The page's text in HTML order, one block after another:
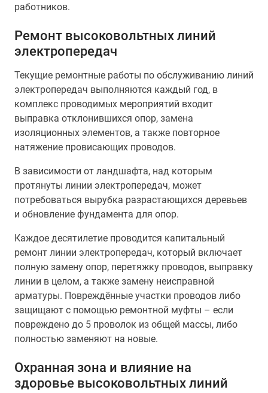
работников.
Ремонт высоковольтных линий
электропередач
Текущие ремонтные работы по обслуживанию линий
электропередач выполняются каждый год, в
комплекс проводимых мероприятий входит
выправка отклонившихся опор, замена
изоляционных элементов, а также повторное
натяжение провисающих проводов.
В зависимости от ландшафта, над которым
протянуты линии электропередач, может
потребоваться вырубка разрастающихся деревьев
и обновление фундамента для опор.
Каждое десятилетие проводится капитальный
ремонт линии электропередач, который включает
полную замену опор, перетяжку проводов, выправку
линии в целом, а также замену неисправной
арматуры. Повреждённые участки проводов либо
защищают с помощью ремонтной муфты – если
повреждено до 5 проволок из общей массы, либо
полностью заменяют на новые.
Охранная зона и влияние на
здоровье высоковольтных линий